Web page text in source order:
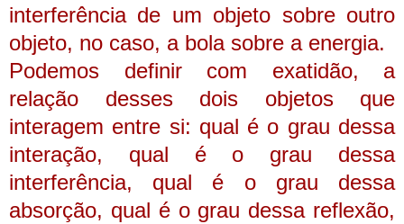
interferência de um objeto sobre outro
objeto, no caso, a bola sobre a energia.
Podemos definir com exatidão, a
relação desses dois objetos que
interagem entre si: qual é o grau dessa
interação, qual é o grau dessa
interferência, qual é o grau dessa
absorção, qual é o grau dessa reflexão,